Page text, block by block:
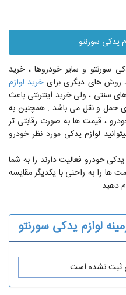
یدکی سورنتو
سورنتو و سایر خودروها ، خرید
روش های دیگری برایخرید لوازم
سنتی ، ولی خرید اینترنتی باعث
حمل و نقل می باشد . همچنین به
، قیمت ها به صورت رقابتی تر
لوازم یدکی مورد نظر خودرو
خودرو فعالیت دارند را به شما
ها را به راحنی با یکدیگر مقایسه
دهید .
لوازم یدکی سورنتو
ثبت نشده است